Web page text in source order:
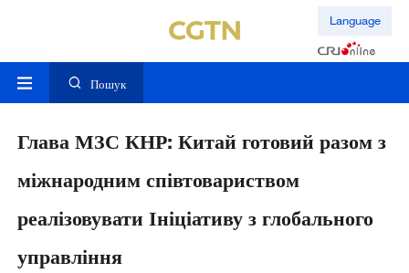
Language
Пошук
Глава МЗС КНР: Китай готовий разом з
міжнародним співтовариством
реалізовувати Ініціативу з глобального
управління